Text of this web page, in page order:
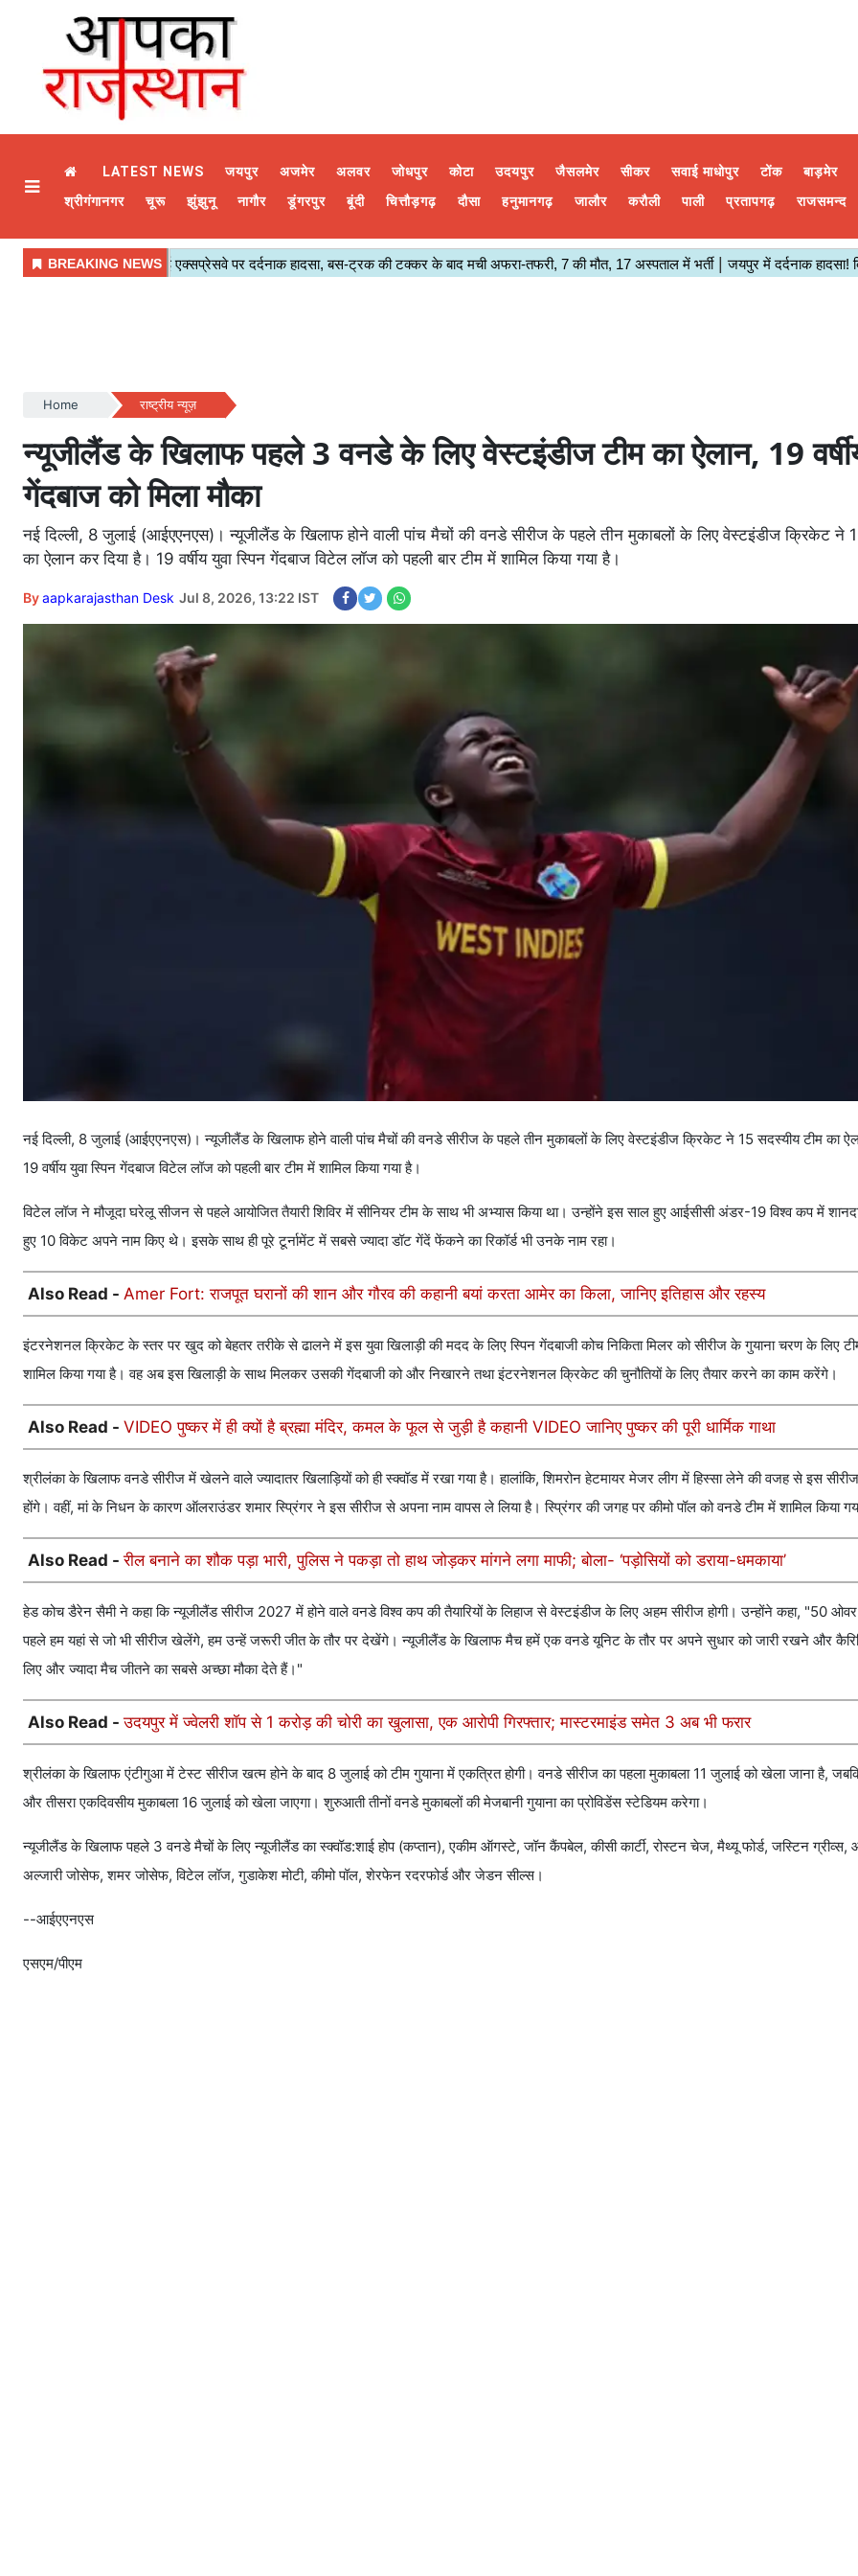
LATEST NEWS जयपुर अजमेर अलवर जोधपुर कोटा उदयपुर जैसलमेर सीकर सवाई माधोपुर टोंक बाड़मेर
श्रीगंगानगर
चूरू झुंझुनू नागौर डूंगरपुर बूंदी चित्तौड़गढ़ दौसा हनुमानगढ़ जालौर करौली पाली प्रतापगढ़ राजसमन्द
Home राष्ट्रीय न्यूज़
न्यूजीलैंड के खिलाफ पहले 3 वनडे के लिए वेस्टइंडीज टीम का ऐलान, 19
गेंदबाज को मिला मौका
नई दिल्ली, 8 जुलाई (आईएएनएस)। न्यूजीलैंड के खिलाफ होने वाली पांच मैचों की वनडे सीरीज के पहले तीन मुकाबलों के लिए वेस्टइंडीज क्रिकेट ने
का ऐलान कर दिया है। 19 वर्षीय युवा स्पिन गेंदबाज विटेल लॉज को पहली बार टीम में शामिल किया गया है।
Byaapkarajasthan Desk Jul 8, 2026, 13:22 IST
नई दिल्ली, 8 जुलाई (आईएएनएस)। न्यूजीलैंड के खिलाफ होने वाली पांच मैचों की वनडे सीरीज के पहले तीन मुकाबलों के लिए वेस्टइंडीज क्रिकेट ने 15 सदस्यीय टीम का
19 वर्षीय युवा स्पिन गेंदबाज विटेल लॉज को पहली बार टीम में शामिल किया गया है।
विटेल लॉज ने मौजूदा घरेलू सीजन से पहले आयोजित तैयारी शिविर में सीनियर टीम के साथ भी अभ्यास किया था। उन्होंने इस साल हुए आईसीसी अंडर-19 विश्व कप में
हुए 10 विकेट अपने नाम किए थे। इसके साथ ही पूरे टूर्नामेंट में सबसे ज्यादा डॉट गेंदें फेंकने का रिकॉर्ड भी उनके नाम रहा।
Also Read - Amer Fort: राजपूत घरानों की शान और गौरव की कहानी बयां करता आमेर का किला, जानिए इतिहास और रहस्य
इंटरनेशनल क्रिकेट के स्तर पर खुद को बेहतर तरीके से ढालने में इस युवा खिलाड़ी की मदद के लिए स्पिन गेंदबाजी कोच निकिता मिलर को सीरीज के गुयाना चरण के लिए
शामिल किया गया है। वह अब इस खिलाड़ी के साथ मिलकर उसकी गेंदबाजी को और निखारने तथा इंटरनेशनल क्रिकेट की चुनौतियों के लिए तैयार करने का काम करेंगे।
Also Read - VIDEO पुष्कर में ही क्यों है ब्रह्मा मंदिर, कमल के फूल से जुड़ी है कहानी VIDEO जानिए पुष्कर की पूरी धार्मिक गाथा
श्रीलंका के खिलाफ वनडे सीरीज में खेलने वाले ज्यादातर खिलाड़ियों को ही स्क्वॉड में रखा गया है। हालांकि, शिमरोन हेटमायर मेजर लीग में हिस्सा लेने की वजह से इस सीरीज
होंगे। वहीं, मां के निधन के कारण ऑलराउंडर शमार स्प्रिंगर ने इस सीरीज से अपना नाम वापस ले लिया है। स्प्रिंगर की जगह पर कीमो पॉल को वनडे टीम में शामिल किया
Also Read -रील बनाने का शौक पड़ा भारी, पुलिस ने पकड़ा तो हाथ जोड़कर मांगने लगा माफी; बोला- ‘पड़ोसियों को डराया-धमकाया’
हेड कोच डैरेन सैमी ने कहा कि न्यूजीलैंड सीरीज 2027 में होने वाले वनडे विश्व कप की तैयारियों के लिहाज से वेस्टइंडीज के लिए अहम सीरीज होगी। उन्होंने कहा, "50
पहले हम यहां से जो भी सीरीज खेलेंगे, हम उन्हें जरूरी जीत के तौर पर देखेंगे। न्यूजीलैंड के खिलाफ मैच हमें एक वनडे यूनिट के तौर पर अपने सुधार को जारी रखने और
लिए और ज्यादा मैच जीतने का सबसे अच्छा मौका देते हैं।"
Also Read -उदयपुर में ज्वेलरी शॉप से 1 करोड़ की चोरी का खुलासा, एक आरोपी गिरफ्तार; मास्टरमाइंड समेत 3 अब भी फरार
श्रीलंका के खिलाफ एंटीगुआ में टेस्ट सीरीज खत्म होने के बाद 8 जुलाई को टीम गुयाना में एकत्रित होगी। वनडे सीरीज का पहला मुकाबला 11 जुलाई को खेला जाना है,
और तीसरा एकदिवसीय मुकाबला 16 जुलाई को खेला जाएगा। शुरुआती तीनों वनडे मुकाबलों की मेजबानी गुयाना का प्रोविडेंस स्टेडियम करेगा।
न्यूजीलैंड के खिलाफ पहले 3 वनडे मैचों के लिए न्यूजीलैंड का स्क्वॉड:शाई होप (कप्तान), एकीम ऑगस्टे, जॉन कैंपबेल, कीसी कार्टी, रोस्टन चेज, मैथ्यू फोर्ड, जस्टिन ग्रीव्स,
अल्जारी जोसेफ, शमर जोसेफ, विटेल लॉज, गुडाकेश मोटी, कीमो पॉल, शेरफेन रदरफोर्ड और जेडन सील्स।
--आईएएनएस
एसएम/पीएम